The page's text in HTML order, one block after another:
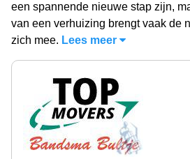
een spannende nieuwe stap zijn,
van een verhuizing brengt vaak de
zich mee. Lees meer